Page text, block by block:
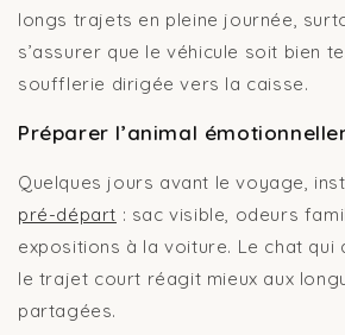
longs trajets en pleine journée,
s’assurer que le véhicule soit bien
soufflerie dirigée vers la caisse.
Préparer l’animal
Quelques jours avant le voyage,
pré-départ : sac visible, odeurs
expositions à la voiture. Le chat qui
le trajet court réagit mieux aux
partagées.